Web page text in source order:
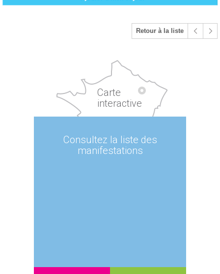
Retour à la liste
Carte
interactive
Consultez la liste des
manifestations